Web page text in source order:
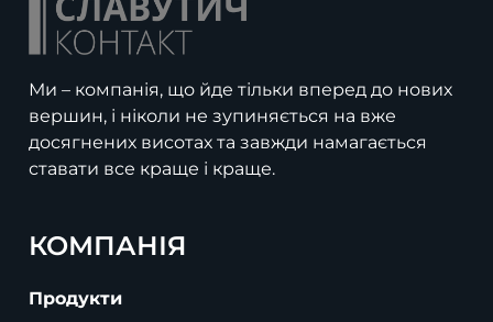
Ми – компанія, що йде тільки вперед до нових
вершин, і ніколи не зупиняється на вже
досягнених висотах та завжди намагається
ставати все краще і краще.
КОМПАНІЯ
Продукти